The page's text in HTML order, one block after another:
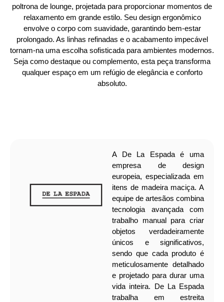
poltrona de lounge, projetada para proporcionar momentos de
relaxamento em grande estilo. Seu design ergonômico
envolve o corpo com suavidade, garantindo bem-estar
prolongado. As linhas refinadas e o acabamento impecável
tornam-na uma escolha sofisticada para ambientes modernos.
Seja como destaque ou complemento, esta peça transforma
qualquer espaço em um refúgio de elegância e conforto
absoluto.
A De La Espada é uma
empresa de design
europeia, especializada em
itens de madeira maciça. A
equipe de artesãos combina
tecnologia avançada com
trabalho manual para criar
objetos verdadeiramente
únicos e significativos,
sendo que cada produto é
meticulosamente detalhado
e projetado para durar uma
vida inteira. De La Espada
trabalha em estreita